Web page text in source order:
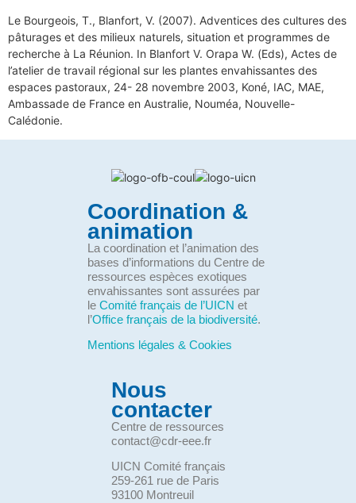
Le Bourgeois, T., Blanfort, V. (2007). Adventices des cultures des
pâturages et des milieux naturels, situation et programmes de
recherche à La Réunion. In Blanfort V. Orapa W. (Eds), Actes de
l’atelier de travail régional sur les plantes envahissantes des
espaces pastoraux, 24- 28 novembre 2003, Koné, IAC, MAE,
Ambassade de France en Australie, Nouméa, Nouvelle-
Calédonie.
Coordination &
animation
La coordination et l’animation des
bases d’informations du Centre de
ressources espèces exotiques
envahissantes sont assurées par
le Comité français de l’UICN et
l’Office français de la biodiversité.
Mentions légales & Cookies
Nous
contacter
Centre de ressources
contact@cdr-eee.fr
UICN Comité français
259-261 rue de Paris
93100 Montreuil